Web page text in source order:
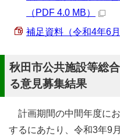
（PDF 4.0 MB）
補足資料（令和4年6
秋田市公共施設等総
る意見募集結果
計画期間の中間年度に
するにあたり、令和3年9